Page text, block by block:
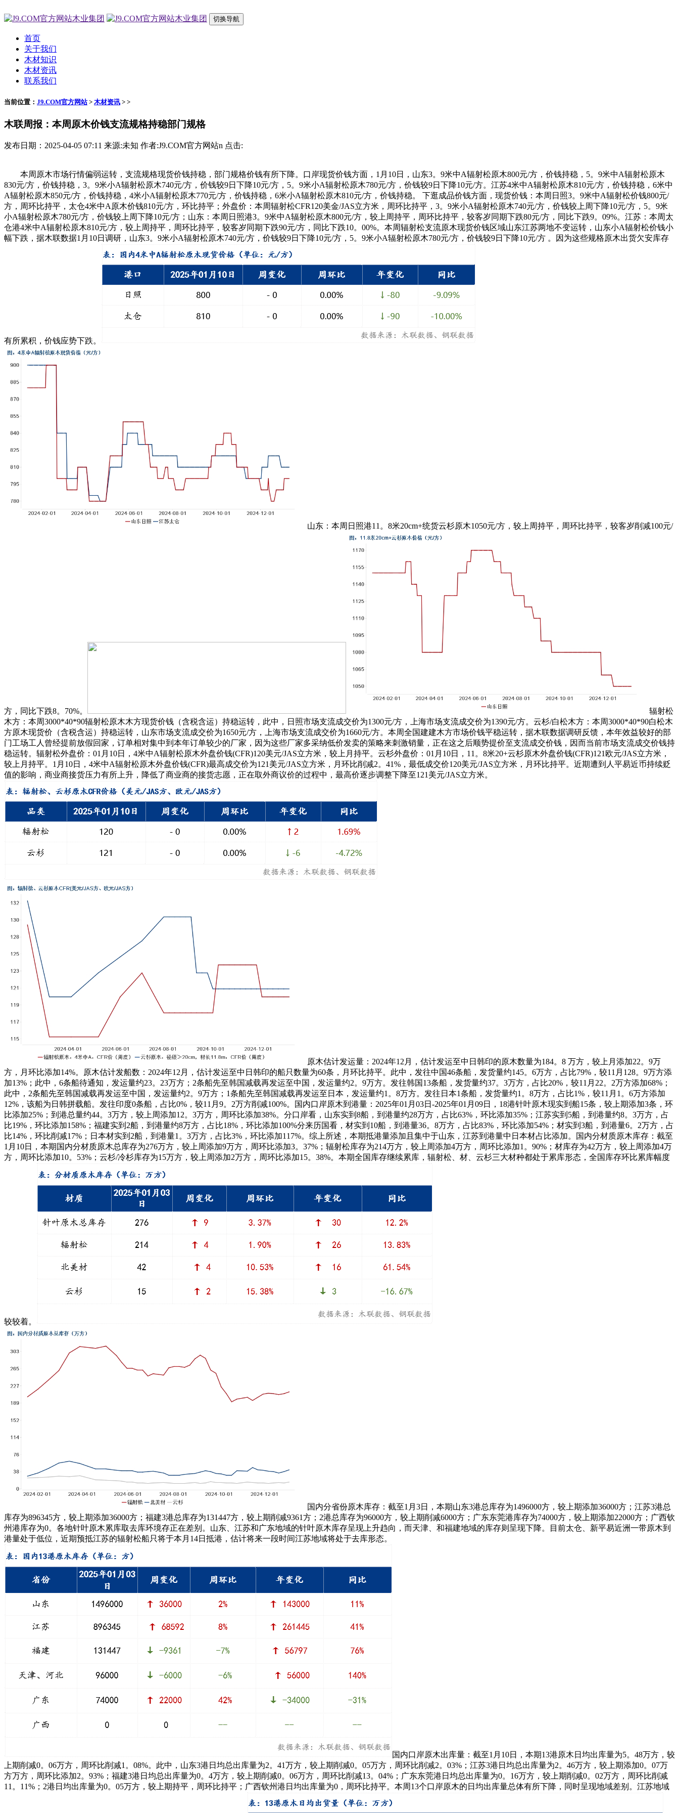
切换导航
首页
关于我们
木材知识
木材资讯
联系我们
当前位置： J9.COM官方网站> 木材资讯 > >
木联周报：本周原木价钱支流规格持稳部门规格
发布日期：2025-04-05 07:11 来源:未知 作者:J9.COM官方网站n 点击:
本周原木市场行情偏弱运转，支流规格现货价钱持稳，部门规格价钱有所下降。口岸现货价钱方面，1月10日，山东3。9米中A辐射松原木800元/方，价钱持稳，5。9米中A辐射松原木
830元/方，价钱持稳，3。9米小A辐射松原木740元/方，价钱较9日下降10元/方，5。9米小A辐射松原木780元/方，价钱较9日下降10元/方。江苏4米中A辐射松原木810元/方，价钱持稳，6米中
A辐射松原木850元/方，价钱持稳，4米小A辐射松原木770元/方，价钱持稳，6米小A辐射松原木810元/方，价钱持稳。 下逛成品价钱方面，现货价钱：本周日照3。9米中A辐射松价钱800元/
方，周环比持平，太仓4米中A原木价钱810元/方，环比持平；外盘价：本周辐射松CFR120美金/JAS立方米，周环比持平，3。9米小A辐射松原木740元/方，价钱较上周下降10元/方，5。9米
小A辐射松原木780元/方，价钱较上周下降10元/方；山东：本周日照港3。9米中A辐射松原木800元/方，较上周持平，周环比持平，较客岁同期下跌80元/方，同比下跌9。09%。江苏：本周太
仓港4米中A辐射松原木810元/方，较上周持平，周环比持平，较客岁同期下跌90元/方，同比下跌10。00%。本周辐射松支流原木现货价钱区域山东江苏两地不变运转，山东小A辐射松价钱小
幅下跌，据木联数据1月10日调研，山东3。9米小A辐射松原木740元/方，价钱较9日下降10元/方，5。9米小A辐射松原木780元/方，价钱较9日下降10元/方 。因为这些规格原木出货欠安库存
有所累积，价钱应势下跌。
山东：本周日照港11。8米20cm+统货云杉原木1050元/方，较上周持平，周环比持平，较客岁削减100元/
方，同比下跌8。70%。
辐射松
木方：本周3000*40*90辐射松原木木方现货价钱（含税含运）持稳运转，此中，日照市场支流成交价为1300元/方，上海市场支流成交价为1390元/方。云杉/白松木方：本周3000*40*90白松木
方原木现货价（含税含运）持稳运转，山东市场支流成交价为1650元/方，上海市场支流成交价为1660元/方。本周全国建建木方市场价钱平稳运转，据木联数据调研反馈，本年效益较好的部
门工场工人曾经提前放假回家，订单相对集中到本年订单较少的厂家，因为这些厂家多采纳低价发卖的策略来刺激销量，正在这之后顺势提价至支流成交价钱，因而当前市场支流成交价钱持
稳运转。辐射松外盘价：01月10日，4米中A辐射松原木外盘价钱(CFR)120美元/JAS立方米，较上月持平。云杉外盘价：01月10日，11。8米20+云杉原木外盘价钱(CFR)121欧元/JAS立方米，
较上月持平。1月10日，4米中A辐射松原木外盘价钱(CFR)最高成交价为121美元/JAS立方米，月环比削减2。41%，最低成交价120美元/JAS立方米，月环比持平。近期遭到人平易近币持续贬
值的影响，商业商接货压力有所上升，降低了商业商的接货志愿，正在取外商议价的过程中，最高价逐步调整下降至121美元/JAS立方米。
原木估计发运量：2024年12月，估计发运至中日韩印的原木数量为184。8 万方，较上月添加22。9万
方，月环比添加14%。原木估计发船数：2024年12月，估计发运至中日韩印的船只数量为60条，月环比持平。此中，发往中国46条船，发货量约145。6万方，占比79%，较11月128。9万方添
加13%；此中，6条船待通知，发运量约23。23万方；2条船先至韩国减载再发运至中国，发运量约2。9万方。发往韩国13条船，发货量约37。3万方，占比20%，较11月22。2万方添加68%；
此中，2条船先至韩国减载再发运至中国，发运量约2。9万方；1条船先至韩国减载再发运至日本，发运量约1。8万方。发往日本1条船，发货量约1。8万方，占比1%，较11月1。6万方添加
12%，该船为日韩拼载船。发往印度0条船，占比0%，较11月9。2万方削减100%。国内口岸原木到港量：2025年01月03日-2025年01月09日，18港针叶原木现实到船15条，较上期添加3条，环
比添加25%；到港总量约44。3万方，较上周添加12。3万方，周环比添加38%。分口岸看，山东实到8船，到港量约28万方，占比63%，环比添加35%；江苏实到5船，到港量约8。3万方，占
比19%，环比添加158%；福建实到2船，到港量约8万方，占比18%，环比添加100%分来历国看，材实到10船，到港量36。8万方，占比83%，环比添加54%；材实到3船，到港量6。2万方，占
比14%，环比削减17%；日本材实到2船，到港量1。3万方，占比3%，环比添加117%。综上所述，本期抵港量添加且集中于山东，江苏到港量中日本材占比添加。国内分材质原木库存：截至
1月10日，本期国内分材质原木总库存为276万方，较上周添加9万方，周环比添加3。37%；辐射松库存为214万方，较上周添加4万方，周环比添加1。90%；材库存为42万方，较上周添加4万
方，周环比添加10。53%；云杉/冷杉库存为15万方，较上周添加2万方，周环比添加15。38%。本期全国库存继续累库，辐射松、材、云杉三大材种都处于累库形态，全国库存环比累库幅度
较较着。
国内分省份原木库存：截至1月3日，本期山东3港总库存为1496000方，较上期添加36000方；江苏3港总
库存为896345方，较上期添加36000方；福建3港总库存为131447方，较上期削减9361方；2港总库存为96000方，较上期削减6000方；广东东莞港库存为74000方，较上期添加22000方；广西钦
州港库存为0。各地针叶原木累库取去库环境存正在差别。山东、江苏和广东地域的针叶原木库存呈现上升趋向，而天津、和福建地域的库存则呈现下降。目前太仓、新平易近洲一带原木到
港量处于低位，近期预抵江苏的辐射松船只将于本月14日抵港，估计将来一段时间江苏地域将处于去库形态。
国内口岸原木出库量：截至1月10日，本期13港原木日均出库量为5。48万方，较
上期削减0。06万方，周环比削减1。08%。此中，山东3港日均总出库量为2。41万方，较上期削减0。05万方，周环比削减2。03%；江苏3港日均总出库量为2。46万方，较上期添加0。07万
方万方，周环比添加2。93%；福建3港日均总出库量为0。4万方，较上期削减0。06万方，周环比削减13。04%；广东东莞港日均总出库量为0。16万方，较上期削减0。02万方，周环比削减
11。11%；2港日均出库量为0。05万方，较上期持平，周环比持平；广西钦州港日均出库量为0，周环比持平。本周13个口岸原木的日均出库量总体有所下降，同时呈现地域差别。江苏地域